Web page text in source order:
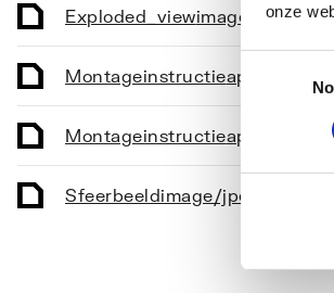
onze
Met afvoerplug
Afvoerpijp draaibaar
Exploded_viewimage/jpeg,
Montageinstructieapplication/
Montageinstructieapplication/
Sfeerbeeldimage/jpeg